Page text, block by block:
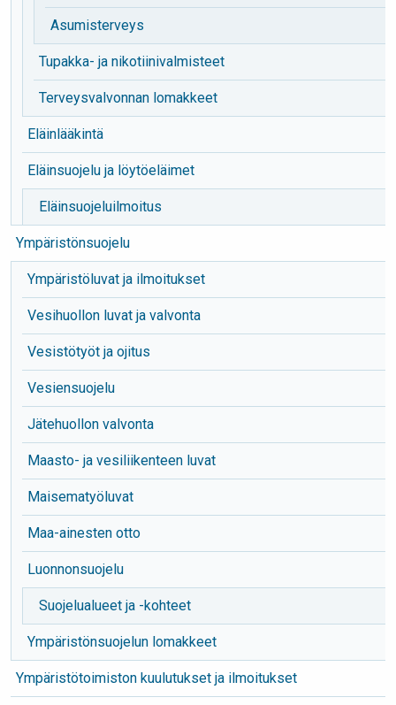
Asumisterveys
Tupakka- ja nikotiinivalmisteet
Terveysvalvonnan lomakkeet
Eläinlääkintä
Eläinsuojelu ja löytöeläimet
Eläinsuojeluilmoitus
Ympäristönsuojelu
Ympäristöluvat ja ilmoitukset
Vesihuollon luvat ja valvonta
Vesistötyöt ja ojitus
Vesiensuojelu
Jätehuollon valvonta
Maasto- ja vesiliikenteen luvat
Maisematyöluvat
Maa-ainesten otto
Luonnonsuojelu
Suojelualueet ja -kohteet
Ympäristönsuojelun lomakkeet
Ympäristötoimiston kuulutukset ja ilmoitukset